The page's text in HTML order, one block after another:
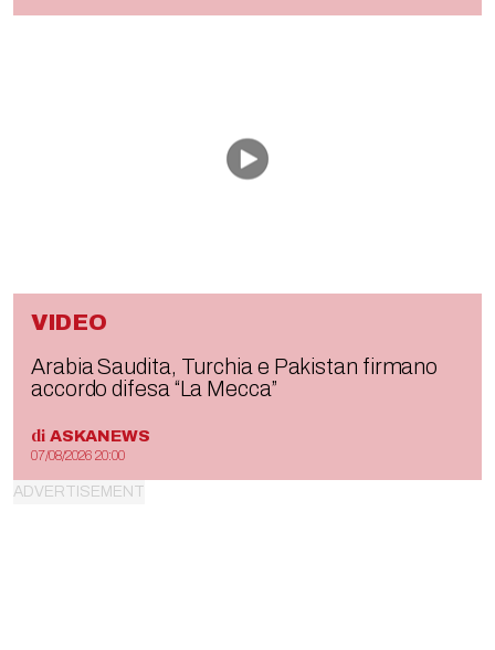
VIDEO
Arabia Saudita, Turchia e Pakistan firmano
accordo difesa “La Mecca”
di ASKANEWS
07/08/2026 20:00